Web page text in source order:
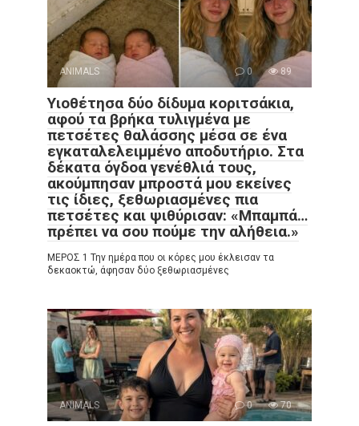
ANIMALS 0 89
Υιοθέτησα δύο δίδυμα κοριτσάκια,
αφού τα βρήκα τυλιγμένα με
πετσέτες θαλάσσης μέσα σε ένα
εγκαταλελειμμένο αποδυτήριο. Στα
δέκατα όγδοα γενέθλιά τους,
ακούμπησαν μπροστά μου εκείνες
τις ίδιες, ξεθωριασμένες πια
πετσέτες και ψιθύρισαν: «Μπαμπά…
πρέπει να σου πούμε την αλήθεια.»
ΜΕΡΟΣ 1 Την ημέρα που οι κόρες μου έκλεισαν τα
δεκαοκτώ, άφησαν δύο ξεθωριασμένες
ANIMALS 0 70